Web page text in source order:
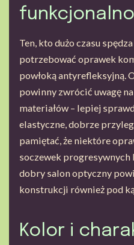
Ten, kto dużo czasu
potrzebować oprawek
powłoką antyrefleksyjną.
powinny zwrócić uwagę
materiałów – lepiej
elastyczne, dobrze
pamiętać, że niektóre
soczewek progresywnych
dobry salon optyczny
konstrukcji również pod
Kolor i